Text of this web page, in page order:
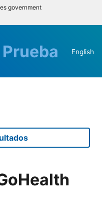
government
Prueba English